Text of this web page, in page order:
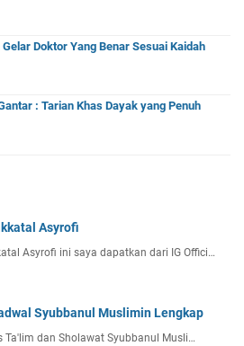
Doktor Yang Benar Sesuai Kaidah
: Tarian Khas Dayak yang Penuh
Asyrofi
Asyrofi ini saya dapatkan dari IG Offici…
Syubbanul Muslimin Lengkap
Ta'lim dan Sholawat Syubbanul Musli…